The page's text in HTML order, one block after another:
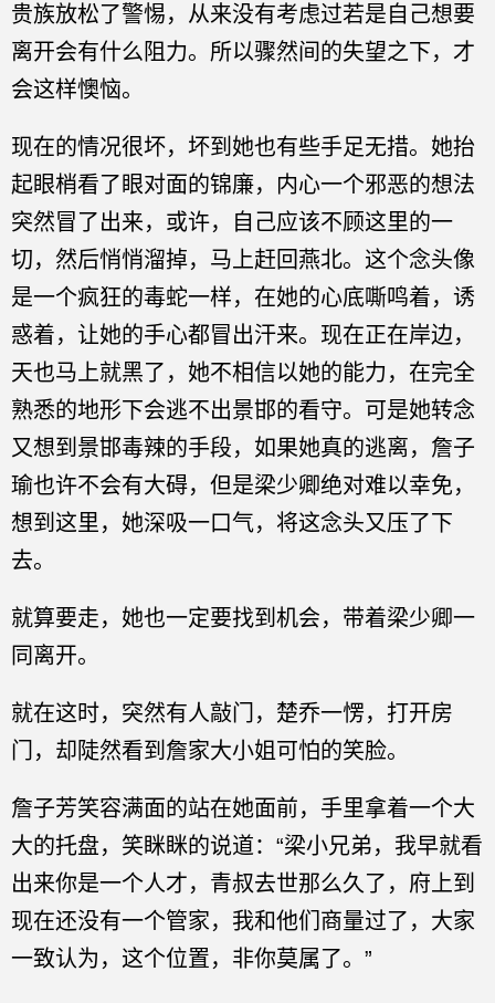
贵族放松了警惕，从来没有考虑过若是自己想要
离开会有什么阻力。所以骤然间的失望之下，才
会这样懊恼。
现在的情况很坏，坏到她也有些手足无措。她抬
起眼梢看了眼对面的锦廉，内心一个邪恶的想法
突然冒了出来，或许，自己应该不顾这里的一
切，然后悄悄溜掉，马上赶回燕北。这个念头像
是一个疯狂的毒蛇一样，在她的心底嘶鸣着，诱
惑着，让她的手心都冒出汗来。现在正在岸边，
天也马上就黑了，她不相信以她的能力，在完全
熟悉的地形下会逃不出景邯的看守。可是她转念
又想到景邯毒辣的手段，如果她真的逃离，詹子
瑜也许不会有大碍，但是梁少卿绝对难以幸免，
想到这里，她深吸一口气，将这念头又压了下
去。
就算要走，她也一定要找到机会，带着梁少卿一
同离开。
就在这时，突然有人敲门，楚乔一愣，打开房
门，却陡然看到詹家大小姐可怕的笑脸。
詹子芳笑容满面的站在她面前，手里拿着一个大
大的托盘，笑眯眯的说道：“梁小兄弟，我早就看
出来你是一个人才，青叔去世那么久了，府上到
现在还没有一个管家，我和他们商量过了，大家
一致认为，这个位置，非你莫属了。”